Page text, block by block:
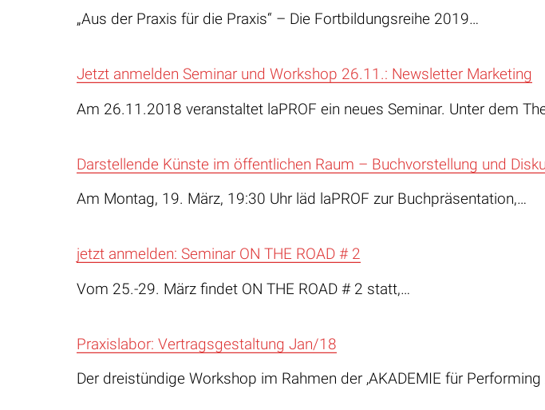
„Aus der Praxis für die Praxis“ – Die Fortbildungsreihe 2019…
Jetzt anmelden Seminar und Workshop 26.11.: Newsletter Marketing
Am 26.11.2018 veranstaltet laPROF ein neues Seminar. Unter dem
Darstellende Künste im öffentlichen Raum – Buchvorstellung und
Am Montag, 19. März, 19:30 Uhr läd laPROF zur Buchpräsentation,…
jetzt anmelden: Seminar ON THE ROAD # 2
Vom 25.-29. März findet ON THE ROAD # 2 statt,…
Praxislabor: Vertragsgestaltung Jan/18
Der dreistündige Workshop im Rahmen der ‚AKADEMIE für